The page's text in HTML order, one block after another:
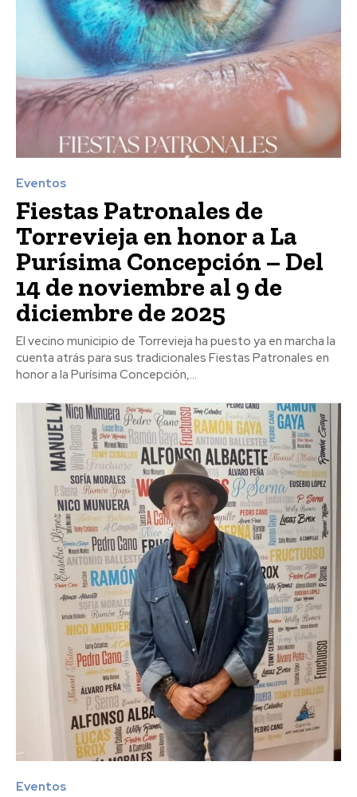
Eventos
Fiestas Patronales de
Torrevieja en honor a La
Purísima Concepción – Del
14 de noviembre al 9 de
diciembre de 2025
El vecino municipio de Torrevieja ha puesto ya en marcha la
cuenta atrás para sus tradicionales Fiestas Patronales en
honor a la Purísima Concepción,...
Eventos